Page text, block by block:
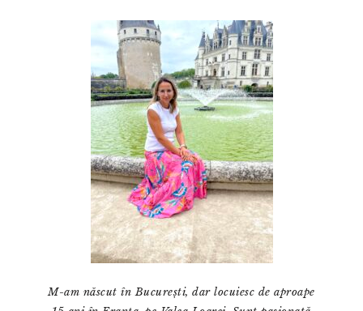
principală
M-am născut în București, dar locuiesc de aproape